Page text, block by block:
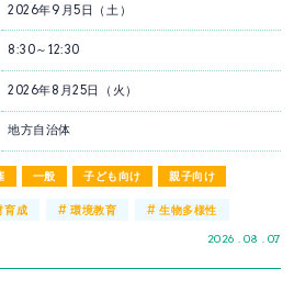
一般 子ども向け 親子向け
2026 . 08 . 07
2026年9月5日（土）
8:30～12:30
2026年8月25日（火）
地方自治体
育成 # 環境教育 #生物多様性